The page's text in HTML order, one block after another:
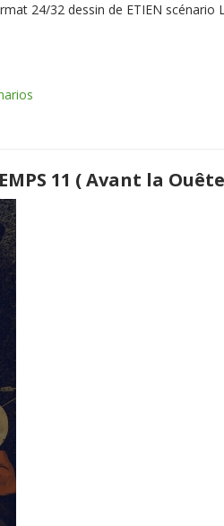
24/32 dessin de ETIEN scénario
11 ( Avant la